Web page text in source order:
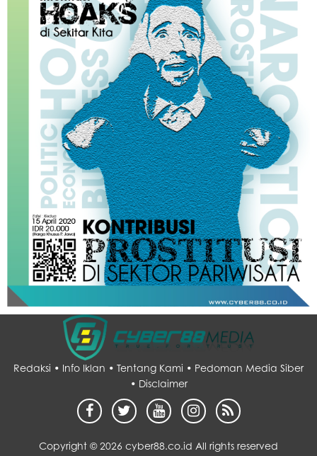
Redaksi • Info Iklan • Tentang Kami • Pedoman Media Siber
• Disclaimer
Copyright ©2026 cyber88.co.id All rights reserved